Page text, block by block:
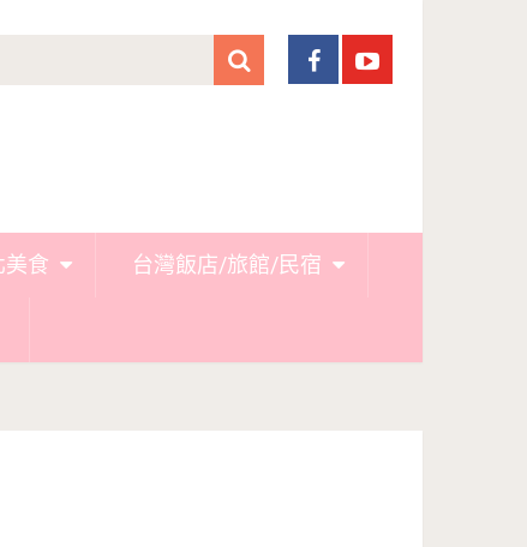
美食 台灣飯店/旅館/民宿